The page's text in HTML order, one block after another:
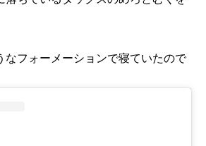
なフォーメーションで寝ていたので